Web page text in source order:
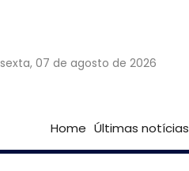
sexta, 07 de agosto de 2026
Home Últimas notícias